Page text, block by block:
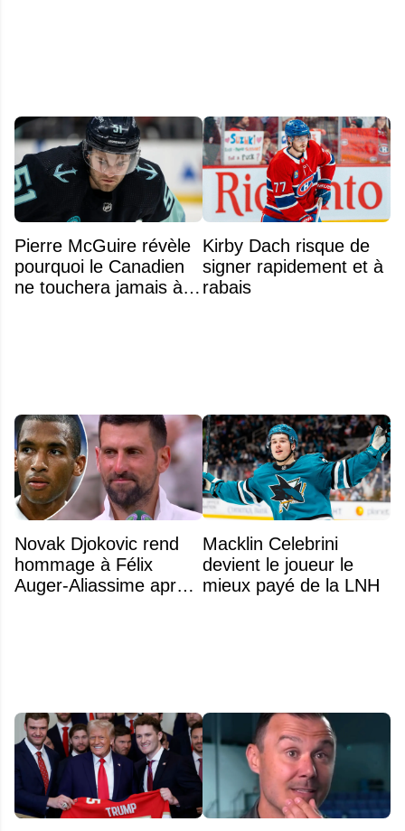
Pierre McGuire révèle
pourquoi le Canadien
ne touchera jamais à
Kirby Dach risque de
signer rapidement et à
rabais
Novak Djokovic rend
hommage à Félix
Auger-Aliassime après
Macklin Celebrini
devient le joueur le
mieux payé de la LNH